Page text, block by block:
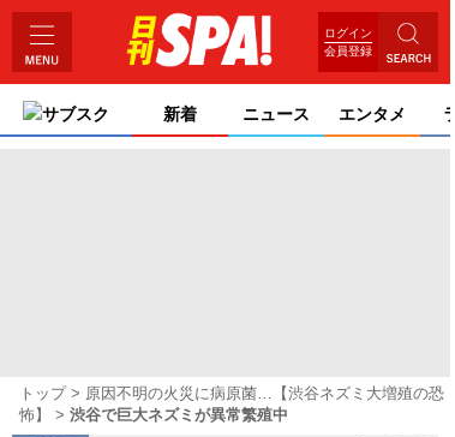
ログイン
会員登録
サブスク 新着 ニュース エンタメ
トップ
原因不明の火災に病原菌…【渋谷ネズミ大増殖の恐
怖】
渋谷で巨大ネズミが異常繁殖中